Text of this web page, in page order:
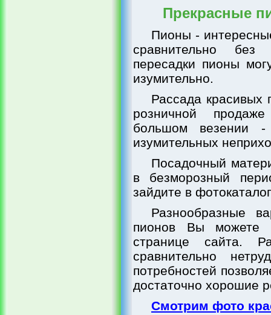
Прекрасные
Пионы -
сравнительно
пересадки пионы
изумительно.
Рассада
розничной
большом везении -
изумительных
Посадочный
в безморозный
зайдите в
Разнообразные
пионов Вы можете
странице сайта.
сравнительно
потребностей
достаточно хорошие
Смотрим фото